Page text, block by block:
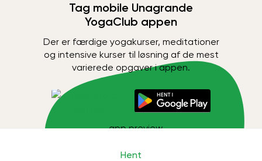
Tag mobile Unagrande
YogaClub appen
Der er færdige yogakurser, meditationer
og intensive kurser til løsning af de mest
varierede opgaver i appen.
Hent